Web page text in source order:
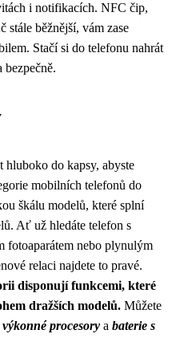
i notifikacích. NFC čip,
stále běžnější, vám zase
Stačí si do telefonu nahrát
bezpečně.
hluboko do kapsy, abyste
mobilních telefonů do
škálu modelů, které splní
Ať už hledáte telefon s
fotoaparátem nebo plynulým
relaci najdete to pravé.
disponují funkcemi, které
dražších modelů. Můžete
výkonné procesory a baterie s